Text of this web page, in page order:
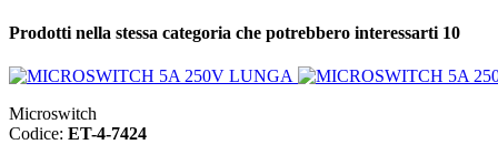
Prodotti nella stessa categoria che potrebbero interessarti 10
Microswitch
Codice: ET-4-7424